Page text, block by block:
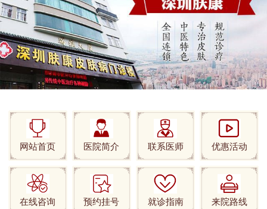
网站首页 医院简介 联系医师 优惠活动
在线咨询 预约挂号 就诊指南 来院路线